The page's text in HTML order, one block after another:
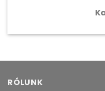
RÓLUNK